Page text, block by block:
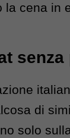
la cena in
di
solo